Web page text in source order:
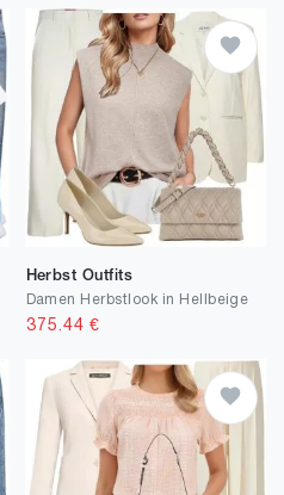
Herbst Outfits
Damen Herbstlook in Hellbeige
375.44 €